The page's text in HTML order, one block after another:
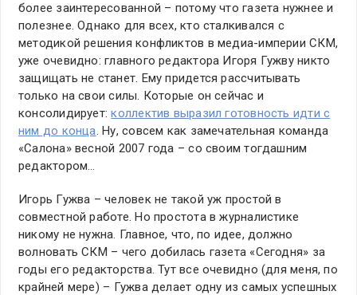
более заинтересованной – потому что газета нужнее и
полезнее. Однако для всех, кто сталкивался с
методикой решения конфликтов в медиа-империи СКМ,
уже очевидно: главного редактора Игоря Гужву никто
защищать не станет. Ему придется рассчитывать
только на свои силы. Которые он сейчас и
консолидирует:коллектив выразил готовность идти с
ним до конца. Ну, совсем как замечательная команда
«Салона» весной 2007 года – со своим тогдашним
редактором…
Игорь Гужва – человек не такой уж простой в
совместной работе. Но простота в журналистике
никому не нужна. Главное, что, по идее, должно
волновать СКМ – чего добилась газета «Сегодня» за
годы его редакторства. Тут все очевидно (для меня, по
крайней мере) – Гужва делает одну из самых успешных